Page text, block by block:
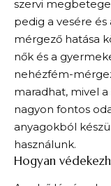
szervi
pedig a vesére
mérgező hatása
nők és a
nehézfém-
maradhat, mivel
nagyon fontos
anyagokból
használunk.
Hogyan